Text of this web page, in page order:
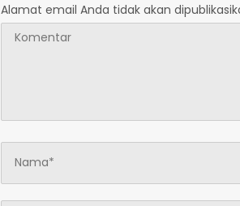
Alamat email Anda tidak akan